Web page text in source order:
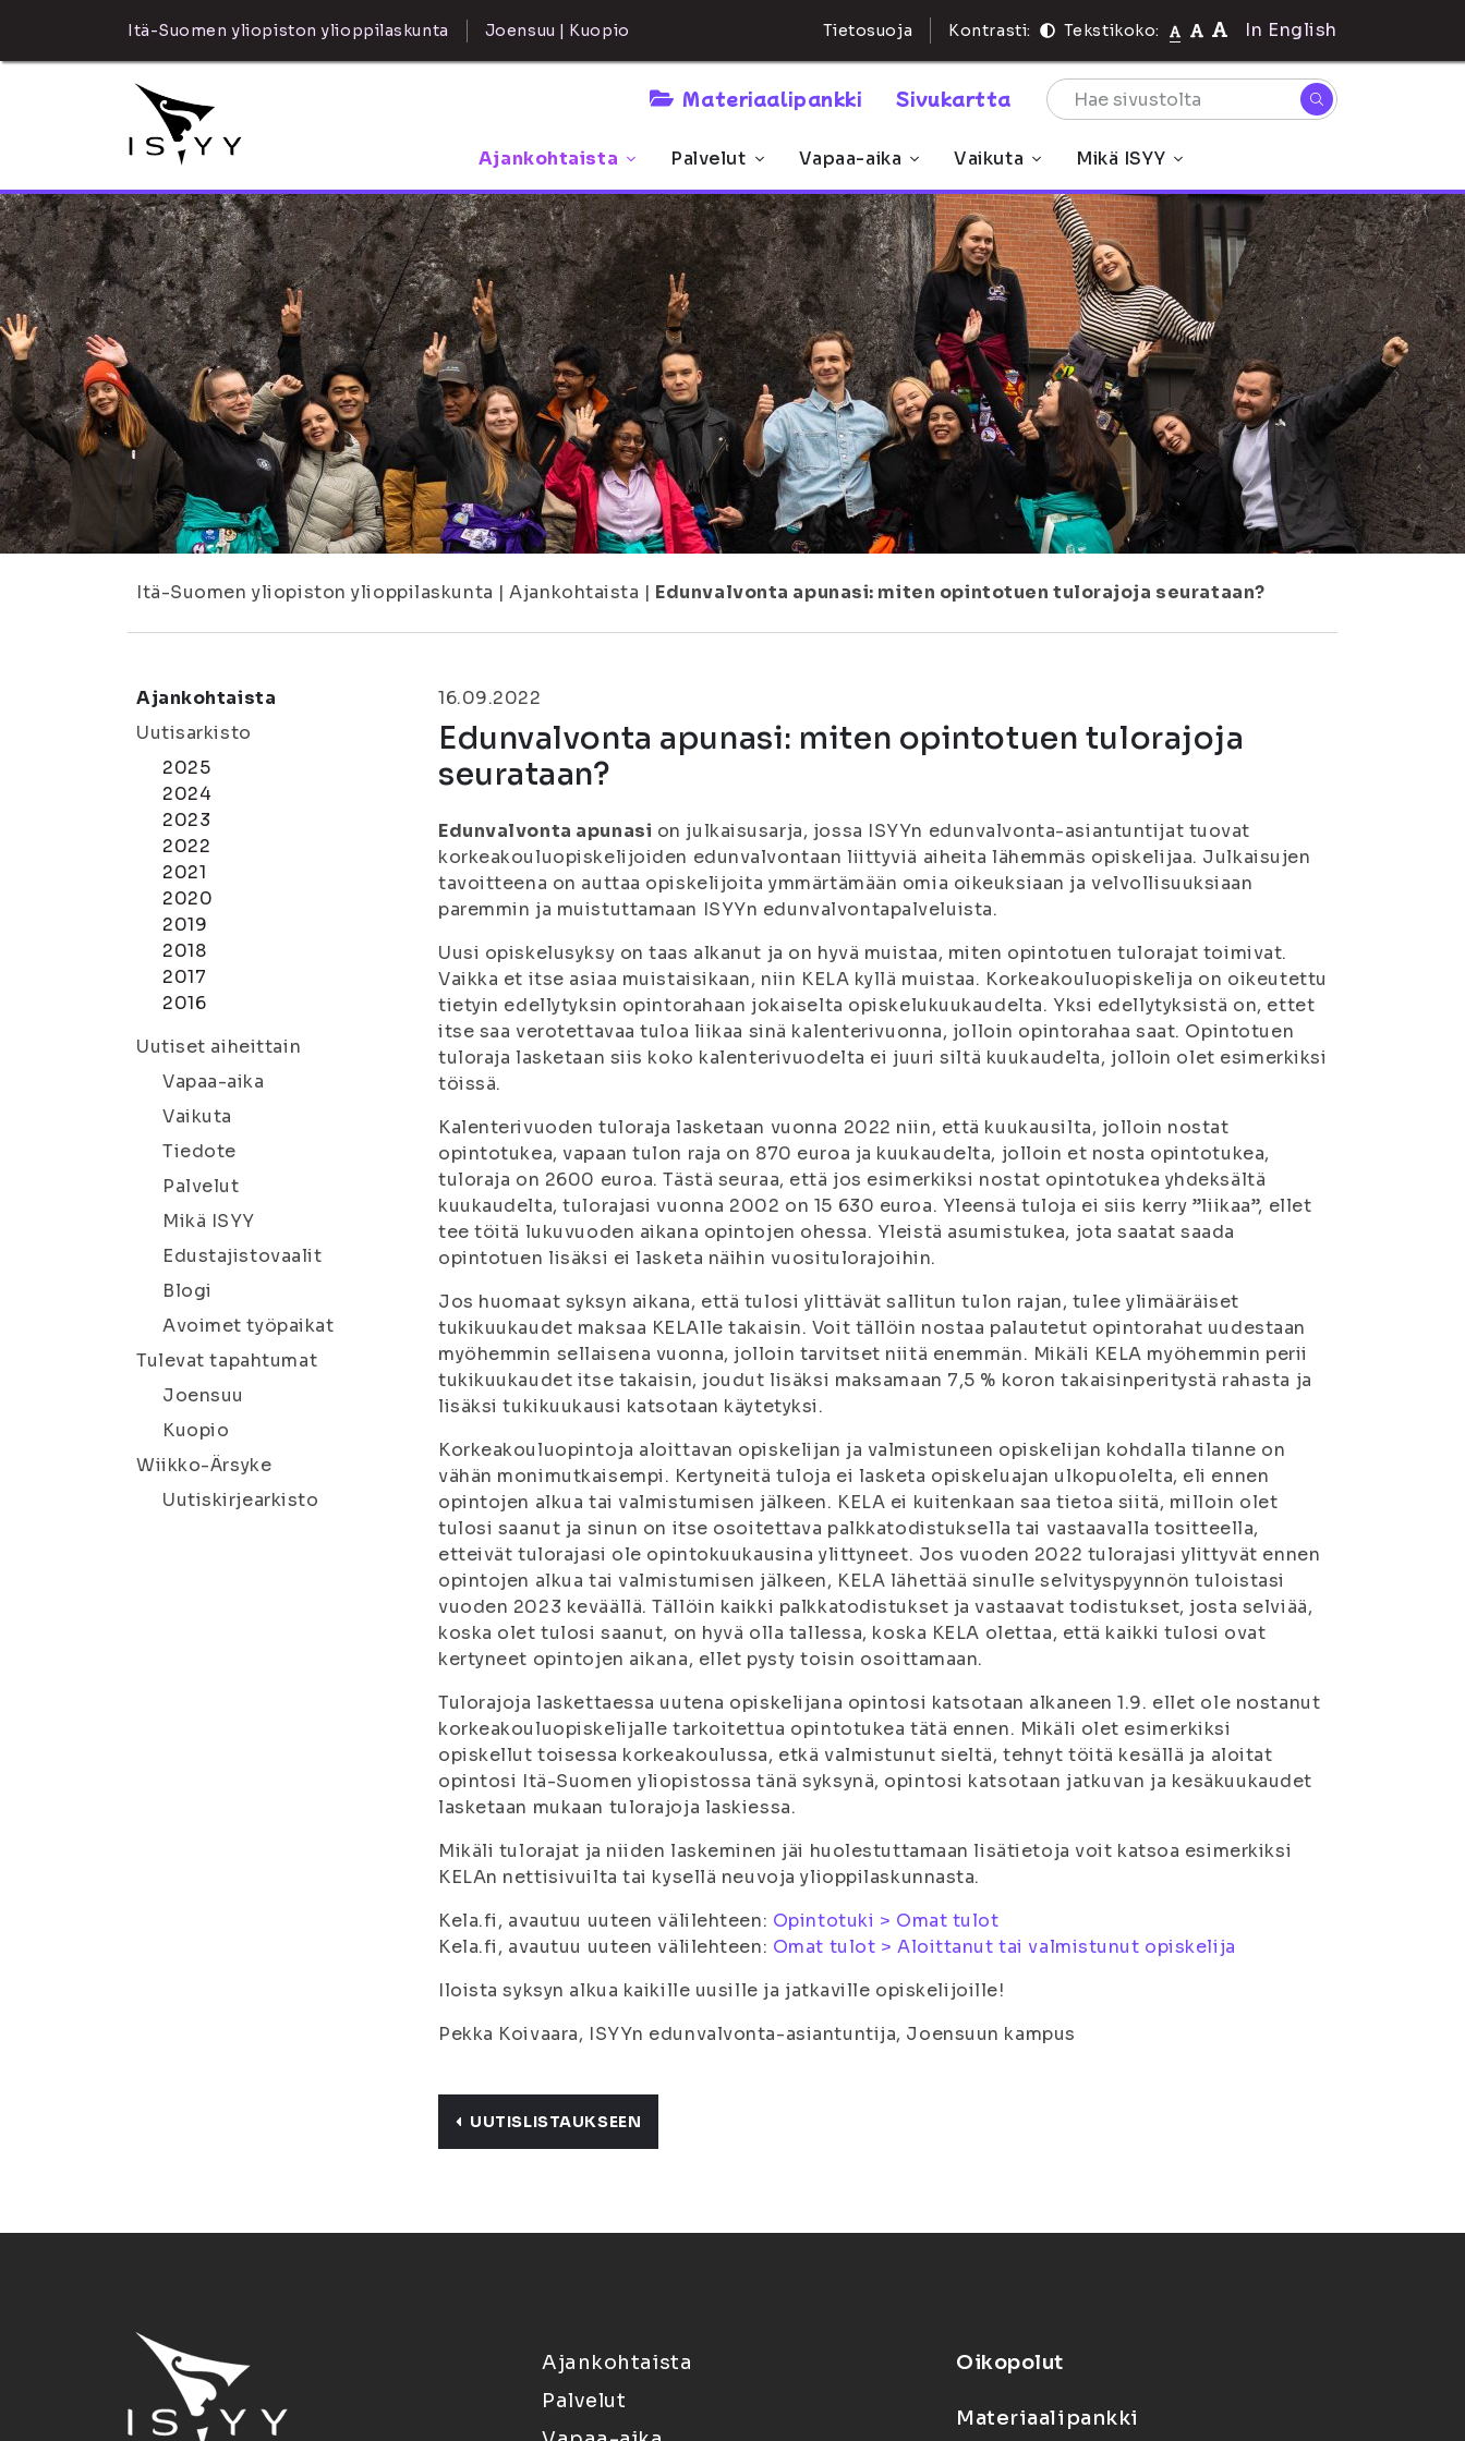
Itä-Suomen yliopiston ylioppilaskunta Joensuu | Kuopio Tietosuoja Kontrasti: Tekstikoko: In English
Materiaalipankki Sivukartta
Ajankohtaista Palvelut Vapaa-aika Vaikuta Mikä ISYY
Itä-Suomen yliopiston ylioppilaskunta | Ajankohtaista | Edunvalvonta apunasi: miten opintotuen tulorajoja seurataan?
Ajankohtaista
Uutisarkisto
2025
2024
2023
2022
2021
2020
2019
2018
2017
2016
Uutiset aiheittain
Vapaa-aika
Vaikuta
Tiedote
Palvelut
Mikä ISYY
Edustajistovaalit
Blogi
Avoimet työpaikat
Tulevat tapahtumat
Joensuu
Kuopio
Wiikko-Ärsyke
Uutiskirjearkisto
16.09.2022
Edunvalvonta apunasi: miten opintotuen tulorajoja
seurataan?
Edunvalvonta apunasi on julkaisusarja, jossa ISYYn edunvalvonta-asiantuntijat tuovat
korkeakouluopiskelijoiden edunvalvontaan liittyviä aiheita lähemmäs opiskelijaa. Julkaisujen
tavoitteena on auttaa opiskelijoita ymmärtämään omia oikeuksiaan ja velvollisuuksiaan
paremmin ja muistuttamaan ISYYn edunvalvontapalveluista.
Uusi opiskelusyksy on taas alkanut ja on hyvä muistaa, miten opintotuen tulorajat toimivat.
Vaikka et itse asiaa muistaisikaan, niin KELA kyllä muistaa. Korkeakouluopiskelija on oikeutettu
tietyin edellytyksin opintorahaan jokaiselta opiskelukuukaudelta. Yksi edellytyksistä on, ettet
itse saa verotettavaa tuloa liikaa sinä kalenterivuonna, jolloin opintorahaa saat. Opintotuen
tuloraja lasketaan siis koko kalenterivuodelta ei juuri siltä kuukaudelta, jolloin olet esimerkiksi
töissä.
Kalenterivuoden tuloraja lasketaan vuonna 2022 niin, että kuukausilta, jolloin nostat
opintotukea, vapaan tulon raja on 870 euroa ja kuukaudelta, jolloin et nosta opintotukea,
tuloraja on 2600 euroa. Tästä seuraa, että jos esimerkiksi nostat opintotukea yhdeksältä
kuukaudelta, tulorajasi vuonna 2002 on 15 630 euroa. Yleensä tuloja ei siis kerry ”liikaa”, ellet
tee töitä lukuvuoden aikana opintojen ohessa. Yleistä asumistukea, jota saatat saada
opintotuen lisäksi ei lasketa näihin vuositulorajoihin.
Jos huomaat syksyn aikana, että tulosi ylittävät sallitun tulon rajan, tulee ylimääräiset
tukikuukaudet maksaa KELAlle takaisin. Voit tällöin nostaa palautetut opintorahat uudestaan
myöhemmin sellaisena vuonna, jolloin tarvitset niitä enemmän. Mikäli KELA myöhemmin perii
tukikuukaudet itse takaisin, joudut lisäksi maksamaan 7,5 % koron takaisinperitystä rahasta ja
lisäksi tukikuukausi katsotaan käytetyksi.
Korkeakouluopintoja aloittavan opiskelijan ja valmistuneen opiskelijan kohdalla tilanne on
vähän monimutkaisempi. Kertyneitä tuloja ei lasketa opiskeluajan ulkopuolelta, eli ennen
opintojen alkua tai valmistumisen jälkeen. KELA ei kuitenkaan saa tietoa siitä, milloin olet
tulosi saanut ja sinun on itse osoitettava palkkatodistuksella tai vastaavalla tositteella,
etteivät tulorajasi ole opintokuukausina ylittyneet. Jos vuoden 2022 tulorajasi ylittyvät ennen
opintojen alkua tai valmistumisen jälkeen, KELA lähettää sinulle selvityspyynnön tuloistasi
vuoden 2023 keväällä. Tällöin kaikki palkkatodistukset ja vastaavat todistukset, josta selviää,
koska olet tulosi saanut, on hyvä olla tallessa, koska KELA olettaa, että kaikki tulosi ovat
kertyneet opintojen aikana, ellet pysty toisin osoittamaan.
Tulorajoja laskettaessa uutena opiskelijana opintosi katsotaan alkaneen 1.9. ellet ole nostanut
korkeakouluopiskelijalle tarkoitettua opintotukea tätä ennen. Mikäli olet esimerkiksi
opiskellut toisessa korkeakoulussa, etkä valmistunut sieltä, tehnyt töitä kesällä ja aloitat
opintosi Itä-Suomen yliopistossa tänä syksynä, opintosi katsotaan jatkuvan ja kesäkuukaudet
lasketaan mukaan tulorajoja laskiessa.
Mikäli tulorajat ja niiden laskeminen jäi huolestuttamaan lisätietoja voit katsoa esimerkiksi
KELAn nettisivuilta tai kysellä neuvoja ylioppilaskunnasta.
Kela.fi, avautuu uuteen välilehteen: Opintotuki > Omat tulot
Kela.fi, avautuu uuteen välilehteen: Omat tulot > Aloittanut tai valmistunut opiskelija
Iloista syksyn alkua kaikille uusille ja jatkaville opiskelijoille!
Pekka Koivaara, ISYYn edunvalvonta-asiantuntija, Joensuun kampus
UUTISLISTAUKSEEN
Ajankohtaista
Palvelut
Oikopolut
Materiaalipankki